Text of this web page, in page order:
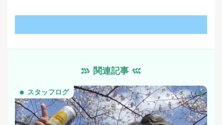
関連記事
スタッフログ